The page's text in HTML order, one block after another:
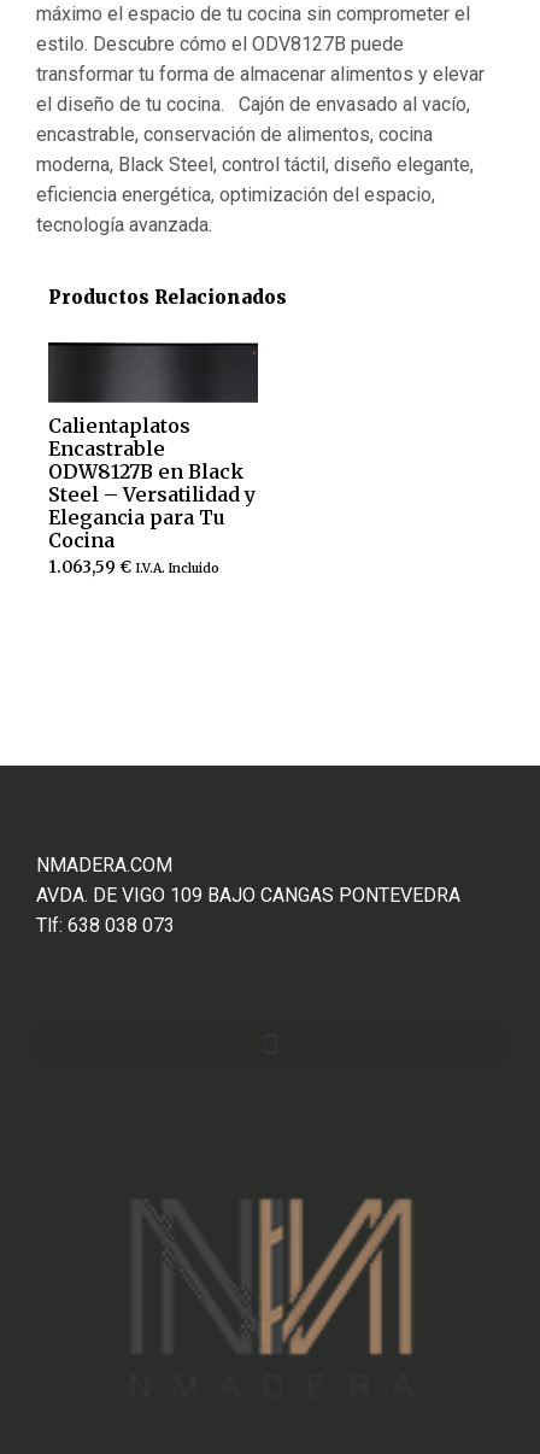
máximo el espacio de tu cocina sin comprometer el
estilo. Descubre cómo el ODV8127B puede
transformar tu forma de almacenar alimentos y elevar
el diseño de tu cocina. Cajón de envasado al vacío,
encastrable, conservación de alimentos, cocina
moderna, Black Steel, control táctil, diseño elegante,
eficiencia energética, optimización del espacio,
tecnología avanzada.
Productos Relacionados
Calientaplatos
Encastrable
ODW8127B en Black
Steel – Versatilidad y
Elegancia para Tu
Cocina
1.063,59 € I.V.A. Incluido
NMADERA.COM
AVDA. DE VIGO 109 BAJO CANGAS PONTEVEDRA
Tlf: 638 038 073